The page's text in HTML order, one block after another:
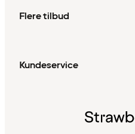
Flere tilbud
Kundeservice